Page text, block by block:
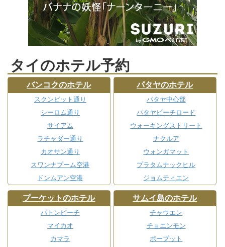
タイのホテル予約
バンコクのホテル
スクンビット通り
シーロム通り
サイアム
ラチャダー通り
カオサン通り
スワンナプーム空港
ドンムアン空港
パタヤのホテル
パタヤ中心部
パタヤビーチロード
ウォーキングストリート
ナクルア
ウォンガマット
プラタムナックヒル
ジョムティエン
プーケットのホテル
パトンビーチ
マイカオ
カマラ
サムイ島のホテル
チャウエン
チョエンモン
ボープット